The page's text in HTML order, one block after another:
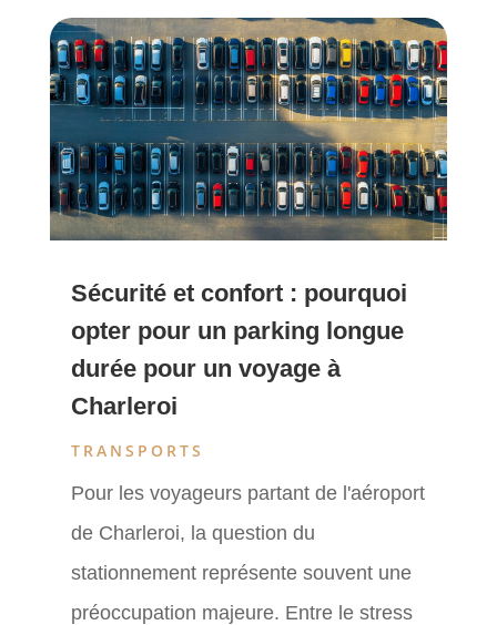
Sécurité et confort : pourquoi
opter pour un parking longue
durée pour un voyage à
Charleroi
TRANSPORTS
Pour les voyageurs partant de l'aéroport
de Charleroi, la question du
stationnement représente souvent une
préoccupation majeure. Entre le stress